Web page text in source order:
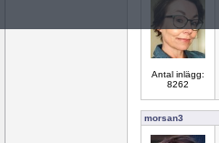
Antal inlägg:
8262
morsan3